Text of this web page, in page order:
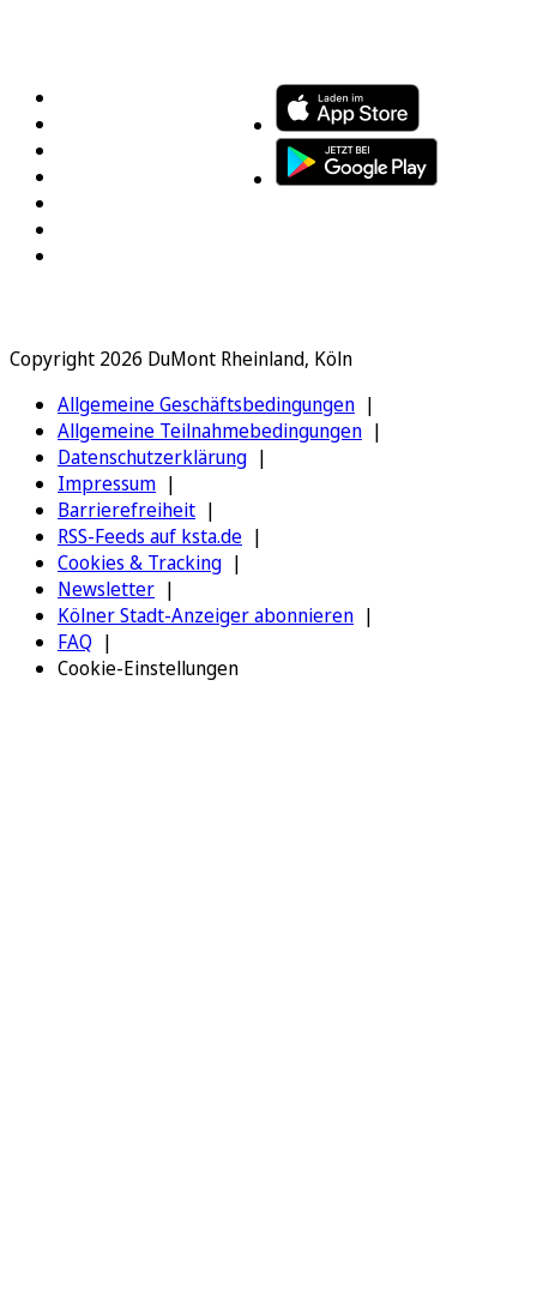
Copyright 2026 DuMont Rheinland, Köln
Allgemeine Geschäftsbedingungen
Allgemeine Teilnahmebedingungen
Datenschutzerklärung
Impressum
Barrierefreiheit
RSS-Feeds auf ksta.de
Cookies & Tracking
Newsletter
Kölner Stadt-Anzeiger abonnieren
FAQ
Cookie-Einstellungen